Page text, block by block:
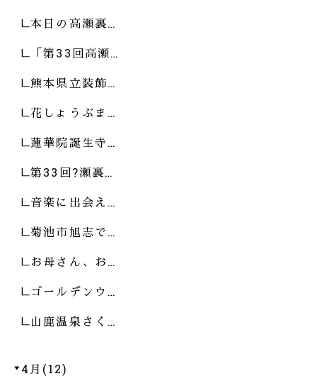
本日の高瀬裏…
「第33回高瀬…
熊本県立装飾…
花しょうぶま…
蓮華院誕生寺…
第33回?瀬裏…
音楽に出会え…
菊池市旭志で…
お母さん、お…
ゴールデンウ…
山鹿温泉さく…
4月(12)